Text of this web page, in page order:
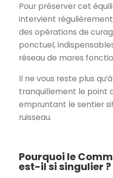
Pour préserver cet
intervient
des opérations de
ponctuel,
réseau de mares
Il ne vous reste plus
tranquillement le point
empruntant le sentier
ruisseau.
Pourquoi le
est-il si singulier ?